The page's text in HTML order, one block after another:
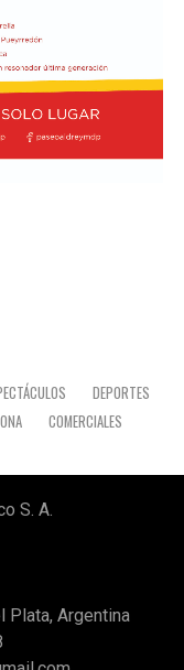
DEPORTES
COMERCIALES
S. A.
Plata, Argentina